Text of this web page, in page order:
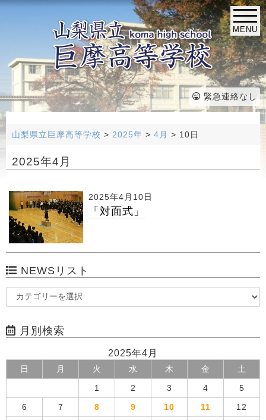
MENU
緊急連絡なし
山梨県立巨摩高等学校 > 2025年 > 4月 > 10日
2025年4月
2025年4月10日
「対面式」
NEWSリスト
月別検索
2025年4月
日 月 火 水 木 金 土
1 2 3 4 5
6 7 8 9 10 11 12